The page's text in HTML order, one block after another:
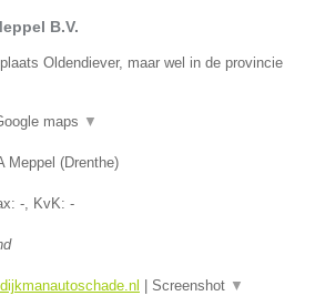
B.V.
Oldendiever, maar wel in de provincie
maps ▼
Meppel (Drenthe)
- , KvK: -
| Screenshot ▼